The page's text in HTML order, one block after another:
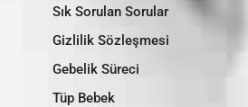
Sık Sorulan Sorular
Gizlilik Sözleşmesi
Gebelik Süreci
Tüp Bebek